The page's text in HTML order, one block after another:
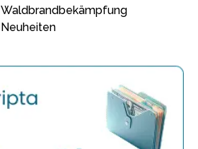
Waldbrandbekämpfung
Neuheiten